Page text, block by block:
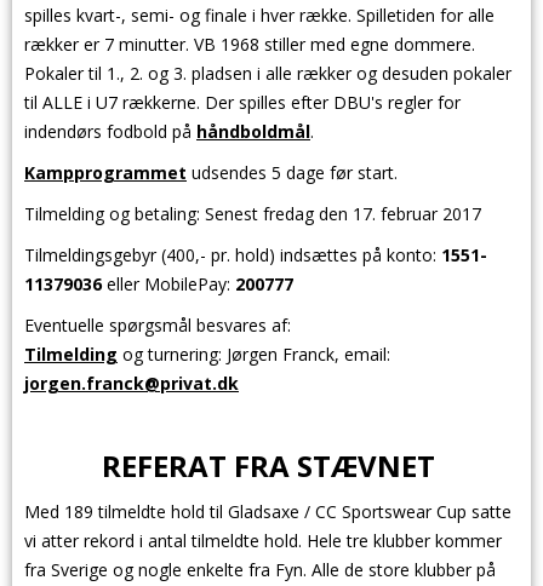
spilles kvart-, semi- og finale i hver række. Spilletiden for alle
rækker er 7 minutter. VB 1968 stiller med egne dommere.
Pokaler til 1., 2. og 3. pladsen i alle rækker og desuden pokaler
til ALLE i U7 rækkerne. Der spilles efter DBU's regler for
indendørs fodbold på håndboldmål.
Kampprogrammet udsendes 5 dage før start.
Tilmelding og betaling: Senest fredag den 17. februar 2017
Tilmeldingsgebyr (400,- pr. hold) indsættes på konto: 1551-
11379036eller MobilePay: 200777
Eventuelle spørgsmål besvares af:
Tilmelding og turnering: Jørgen Franck, email:
jorgen.franck@privat.dk
REFERAT FRA STÆVNET
Med 189 tilmeldte hold til Gladsaxe / CC Sportswear Cup satte
vi atter rekord i antal tilmeldte hold. Hele tre klubber kommer
fra Sverige og nogle enkelte fra Fyn. Alle de store klubber på